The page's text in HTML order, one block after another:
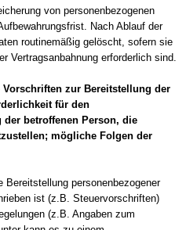
von personenbezogenen
Nach Ablauf der
routinemäßig gelöscht, sofern sie
Vertragsanbahnung erforderlich sind.
zur Bereitstellung der
für den
betroffenen Person, die
mögliche Folgen der
personenbezogener
ist (z.B. Steuervorschriften)
(z.B. Angaben zum